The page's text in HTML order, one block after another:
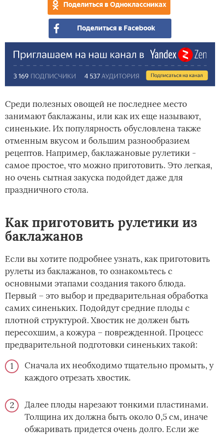
Поделиться в Одноклассниках
Поделиться в Facebook
Среди полезных овощей не последнее место
занимают баклажаны, или как их еще называют,
синенькие. Их популярность обусловлена также
отменным вкусом и большим разнообразием
рецептов. Например, баклажановые рулетики -
самое простое, что можно приготовить. Это легкая,
но очень сытная закуска подойдет даже для
праздничного стола.
Как приготовить рулетики из
баклажанов
Если вы хотите подробнее узнать, как приготовить
рулеты из баклажанов, то ознакомьтесь с
основными этапами создания такого блюда.
Первый – это выбор и предварительная обработка
самих синеньких. Подойдут средние плоды с
плотной структурой. Хвостик не должен быть
пересохшим, а кожура – поврежденной. Процесс
предварительной подготовки синеньких такой:
Сначала их необходимо тщательно промыть, у
каждого отрезать хвостик.
Далее плоды нарезают тонкими пластинами.
Толщина их должна быть около 0,5 см, иначе
обжаривать придется очень долго. Если же